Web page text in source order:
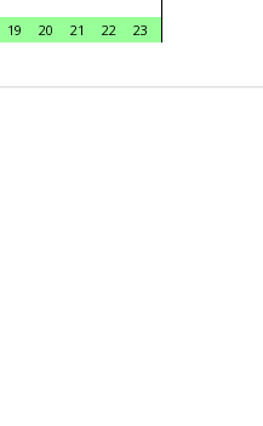
19 20 21 22
23